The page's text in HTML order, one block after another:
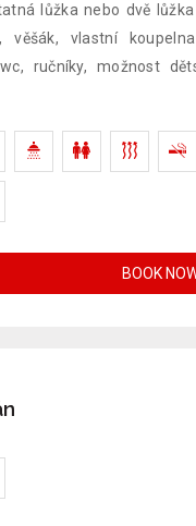
lůžka nebo dvě
věšák, vlastní
ručníky, možnost
BOOK